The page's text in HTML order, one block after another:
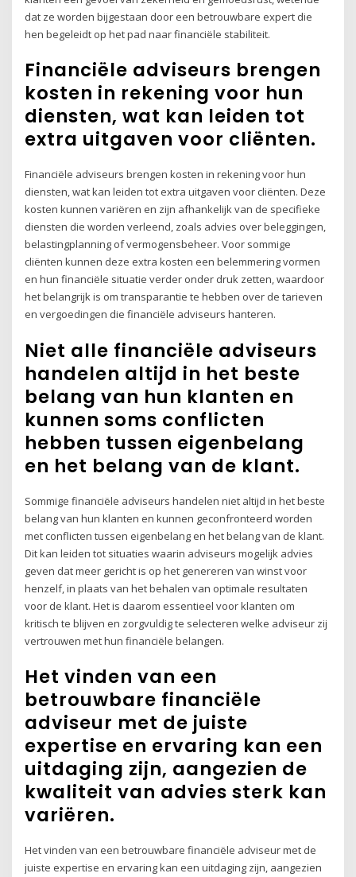
dat ze worden bijgestaan door een betrouwbare expert die
hen begeleidt op het pad naar financiële stabiliteit.
Financiële adviseurs brengen
kosten in rekening voor hun
diensten, wat kan leiden tot
extra uitgaven voor cliënten.
Financiële adviseurs brengen kosten in rekening voor hun
diensten, wat kan leiden tot extra uitgaven voor cliënten. Deze
kosten kunnen variëren en zijn afhankelijk van de specifieke
diensten die worden verleend, zoals advies over beleggingen,
belastingplanning of vermogensbeheer. Voor sommige
cliënten kunnen deze extra kosten een belemmering vormen
en hun financiële situatie verder onder druk zetten, waardoor
het belangrijk is om transparantie te hebben over de tarieven
en vergoedingen die financiële adviseurs hanteren.
Niet alle financiële adviseurs
handelen altijd in het beste
belang van hun klanten en
kunnen soms conflicten
hebben tussen eigenbelang
en het belang van de klant.
Sommige financiële adviseurs handelen niet altijd in het beste
belang van hun klanten en kunnen geconfronteerd worden
met conflicten tussen eigenbelang en het belang van de klant.
Dit kan leiden tot situaties waarin adviseurs mogelijk advies
geven dat meer gericht is op het genereren van winst voor
henzelf, in plaats van het behalen van optimale resultaten
voor de klant. Het is daarom essentieel voor klanten om
kritisch te blijven en zorgvuldig te selecteren welke adviseur zij
vertrouwen met hun financiële belangen.
Het vinden van een
betrouwbare financiële
adviseur met de juiste
expertise en ervaring kan een
uitdaging zijn, aangezien de
kwaliteit van advies sterk kan
variëren.
Het vinden van een betrouwbare financiële adviseur met de
juiste expertise en ervaring kan een uitdaging zijn, aangezien